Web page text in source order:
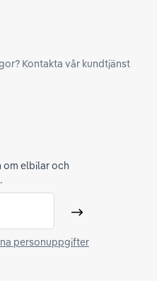
Kontakta vår kundtjänst
om elbilar och
Skicka
personuppgifter